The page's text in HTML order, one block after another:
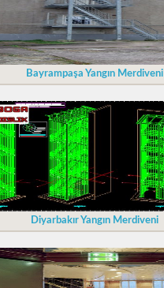
Bayrampaşa Yangın Merdiveni
Diyarbakır Yangın Merdiveni